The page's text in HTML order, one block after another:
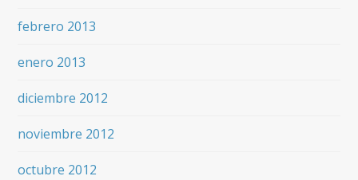
febrero 2013
enero 2013
diciembre 2012
noviembre 2012
octubre 2012